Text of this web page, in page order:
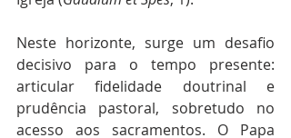
Neste horizonte, surge um desafio
decisivo para o tempo presente:
articular fidelidade doutrinal e
prudência pastoral, sobretudo no
acesso aos sacramentos. O Papa